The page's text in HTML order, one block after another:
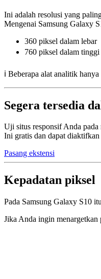
Ini adalah resolusi yang
Mengenai Samsung Galaxy
360 piksel dalam lebar
760 piksel dalam
ℹ️ Beberapa alat analitik
Segera tersedia
Uji situs responsif Anda pada
Ini gratis dan dapat
Pasang ekstensi
Kepadatan piksel
Pada Samsung Galaxy S10
Jika Anda ingin menargetkan